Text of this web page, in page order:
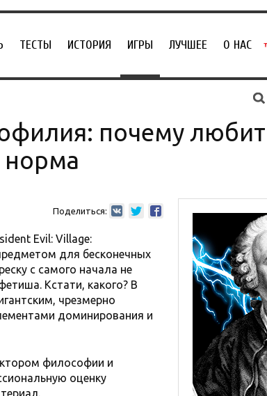
ТЕСТЫ ИСТОРИЯ ИГРЫ ЛУЧШЕЕ О НАС
почему
Поделиться:
Evil: Village:
для бесконечных
с самого начала не
Кстати, какого? В
чрезмерно
доминирования и
философии и
оценку